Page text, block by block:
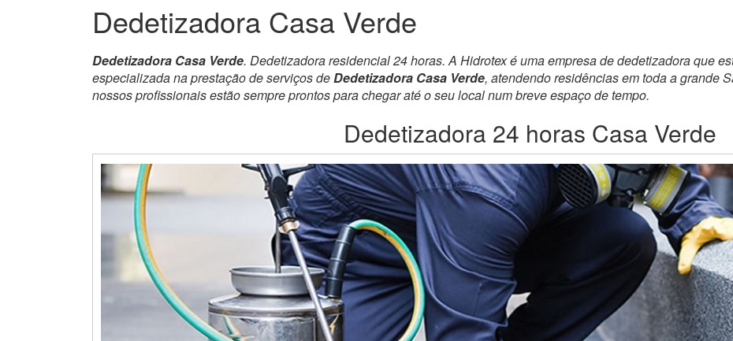
Dedetizadora Casa Verde
Dedetizadora Casa Verde. Dedetizadora residencial 24 horas. A Hidrotex é uma empresa de dedetizadora que
especializada na prestação de serviços deDedetizadora Casa Verde, atendendo residências em toda a grande
nossos profissionais estão sempre prontos para chegar até o seu local num breve espaço de tempo.
Dedetizadora 24 horas Casa Verde